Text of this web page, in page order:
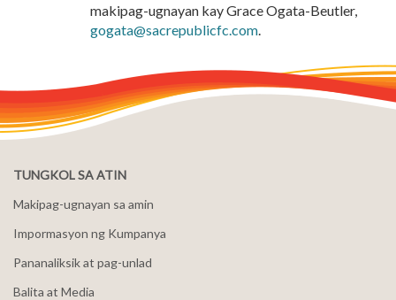
makipag-ugnayan kay Grace Ogata-Beutler,
gogata@sacrepublicfc.com.
TUNGKOL SA ATIN
Makipag-ugnayan sa amin
Impormasyon ng Kumpanya
Pananaliksik at pag-unlad
Balita at Media